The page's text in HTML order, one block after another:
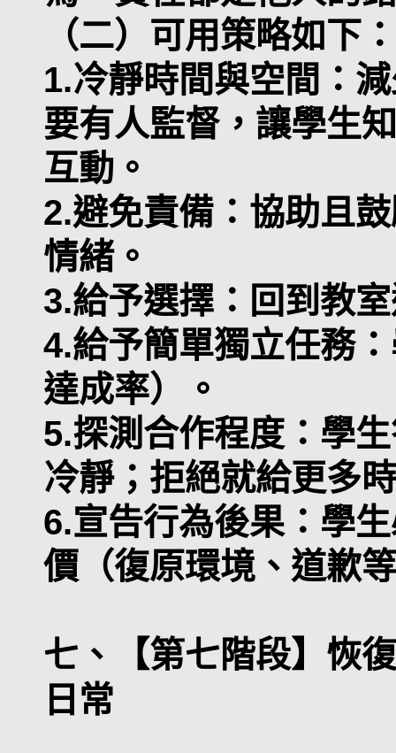
（二）可用策略如下：
1.冷靜時間與空間：
要有人監督，讓學生
互動。
2.避免責備：協助且
情緒。
3.給予選擇：回到教
4.給予簡單獨立任務
達成率）。
5.探測合作程度：學
冷靜；拒絕就給更多
6.宣告行為後果：學
價（復原環境、道歉
七、【第七階段】恢
日常